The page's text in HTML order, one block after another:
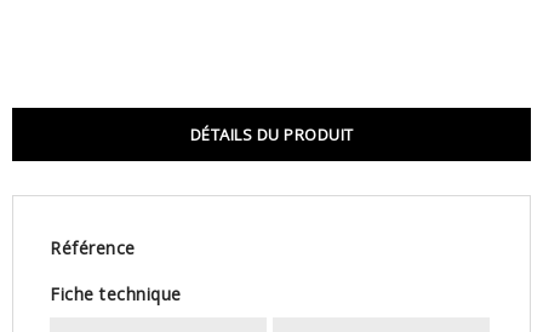
DÉTAILS DU PRODUIT
Référence
Fiche technique